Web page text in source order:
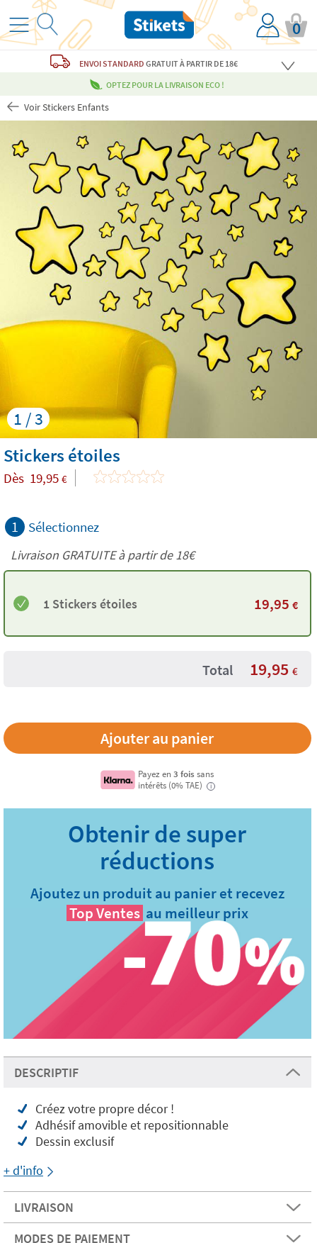
0
ENVOI STANDARDGRATUITÀ PARTIR DE 18€
OPTEZ POUR LA LIVRAISON ECO !
Voir Stickers Enfants
1 / 3
Stickers étoiles
Dès 19,95 €
1 Sélectionnez
Livraison GRATUITE à partir de18€
1 Stickers étoiles 19,95 €
Total 19,95 €
Payez en 3 fois sans
intérêts (0% TAE)
i
Ajoutez un produit au panier et recevez
Top Ventes au meilleur prix
DESCRIPTIF
Créez votre propre décor !
Adhésif amovible et repositionnable
Dessin exclusif
+ d'info
LIVRAISON
MODES DE PAIEMENT